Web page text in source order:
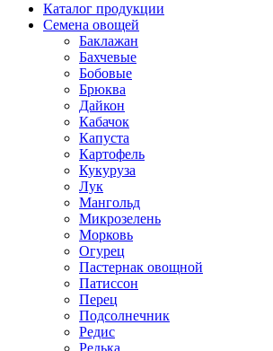
Каталог продукции
Семена овощей
Баклажан
Бахчевые
Бобовые
Брюква
Дайкон
Кабачок
Капуста
Картофель
Кукуруза
Лук
Мангольд
Микрозелень
Морковь
Огурец
Пастернак овощной
Патиссон
Перец
Подсолнечник
Редис